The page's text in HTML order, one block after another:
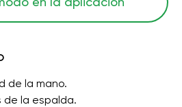
de la mano.
de la espalda.